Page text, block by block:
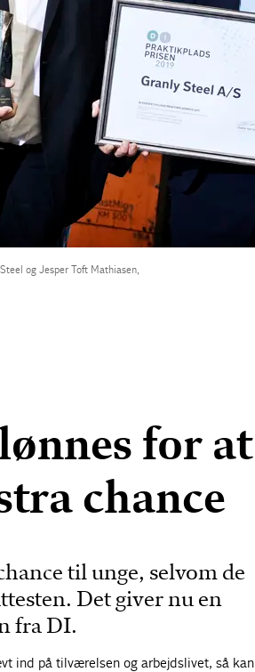
og Jesper Toft Mathiasen,
for at
chance
til unge, selvom de
Det giver nu en
fra DI.
ind på tilværelsen og arbejdslivet, så kan